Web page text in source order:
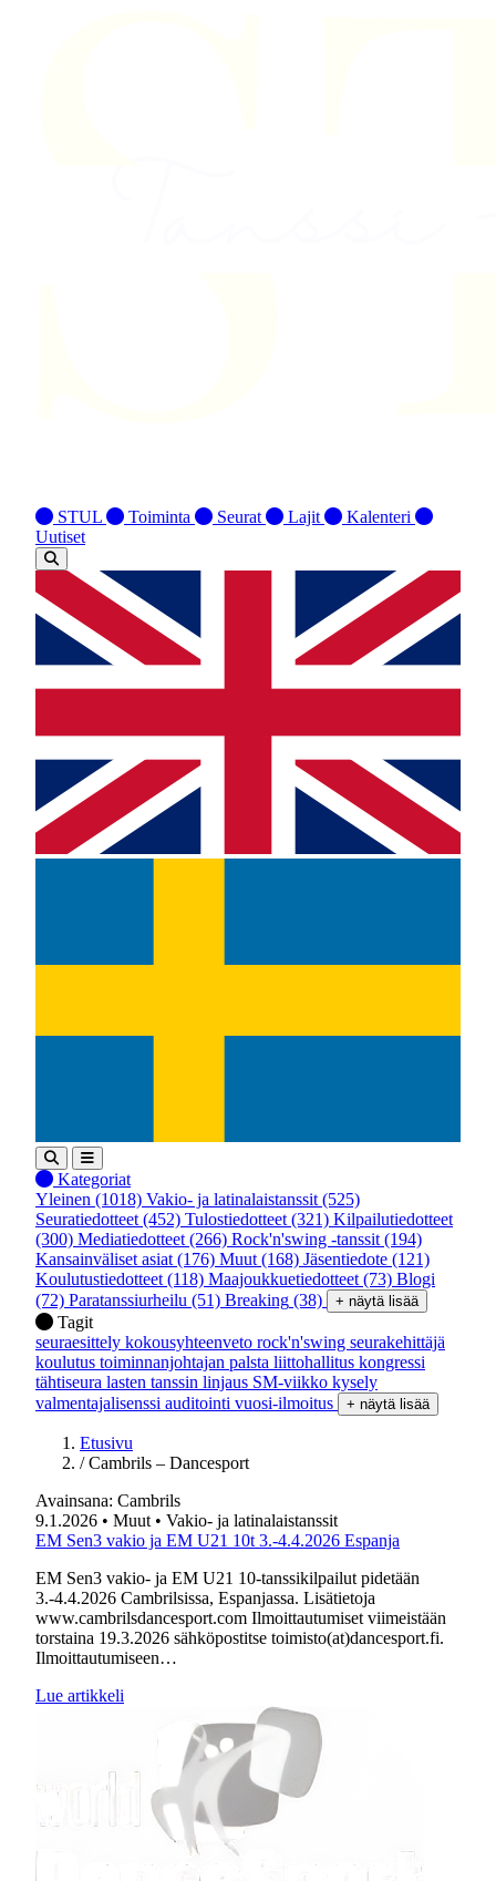
STUL Toiminta Seurat Lajit
Kalenteri
Uutiset
Kategoriat
Yleinen (1018) Vakio- ja latinalaistanssit (525)
Seuratiedotteet (452) Tulostiedotteet (321) Kilpailutiedotteet
(300) Mediatiedotteet (266) Rock'n'swing -tanssit (194)
Kansainväliset asiat (176) Muut (168) Jäsentiedote (121)
Koulutustiedotteet (118) Maajoukkuetiedotteet (73) Blogi
(72) Paratanssiurheilu (51) Breaking (38) + näytä lisää
Tagit
seuraesittely kokousyhteenveto rock'n'swing seurakehittäjä
koulutus toiminnanjohtajan palsta liittohallitus kongressi
tähtiseura lasten tanssin linjaus SM-viikko kysely
valmentajalisenssi auditointi vuosi-ilmoitus + näytä lisää
Etusivu
/ Cambrils – Dancesport
Avainsana: Cambrils
9.1.2026 • Muut • Vakio- ja latinalaistanssit
EM Sen3 vakio ja EM U21 10t 3.-4.4.2026 Espanja
EM Sen3 vakio- ja EM U21 10-tanssikilpailut pidetään
3.-4.4.2026 Cambrilsissa, Espanjassa. Lisätietoja
www.cambrilsdancesport.com Ilmoittautumiset viimeistään
torstaina 19.3.2026 sähköpostitse toimisto(at)dancesport.fi.
Ilmoittautumiseen…
Lue artikkeli